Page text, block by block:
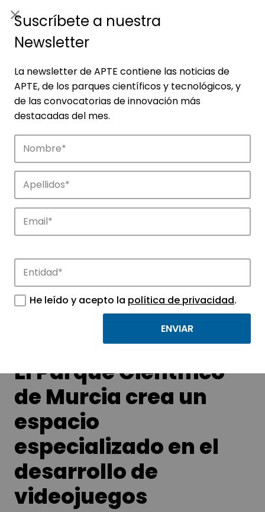
Noticias
Conoce las noticias más destacadas de
APTE y sus parques científicos y
tecnológicos.
El Parque Científico
de Murcia crea un
espacio
especializado en el
desarrollo de
videojuegos
Suscríbete a nuestra
Newsletter
La newsletter de APTE contiene las noticias de
APTE, de los parques científicos y tecnológicos, y
de las convocatorias de innovación más
destacadas del mes.
He leído y acepto la política de privacidad.